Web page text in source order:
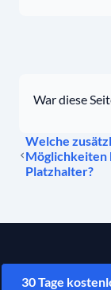
War diese
Welche
Möglichkeiten
Platzhalter?
30 Tage